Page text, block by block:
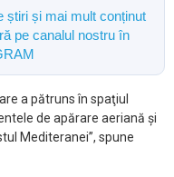
știri și mai mult conținut
pe canalul nostru în
a pătruns în spaţiul
de apărare aeriană şi
Mediteranei”, spune